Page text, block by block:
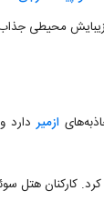
زیبایش محیطی
ازمیر دارد
کرد. کارکنان هتل